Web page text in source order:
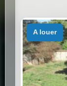
a louer